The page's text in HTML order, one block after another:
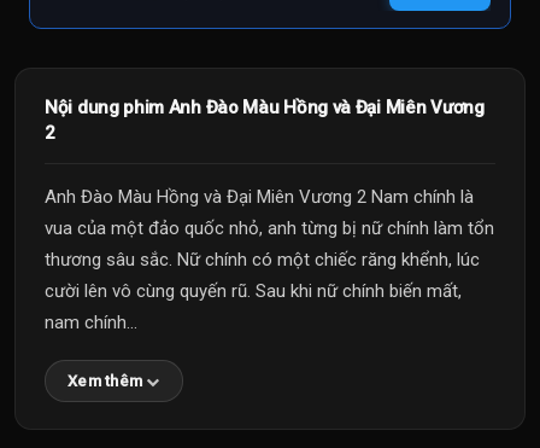
Nội dung phim Anh Đào Màu Hồng và Đại Miên Vương
2
Anh Đào Màu Hồng và Đại Miên Vương 2 Nam chính là
vua của một đảo quốc nhỏ, anh từng bị nữ chính làm tổn
thương sâu sắc. Nữ chính có một chiếc răng khểnh, lúc
cười lên vô cùng quyến rũ. Sau khi nữ chính biến mất,
nam chính...
Xem thêm